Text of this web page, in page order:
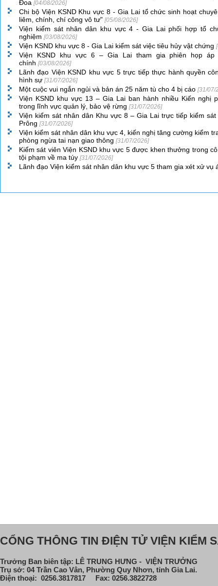
Đoa [04/08/2026]
Chi bộ Viện KSND Khu vực 8 - Gia Lai tổ chức sinh hoạt
liêm, chính, chí công vô tư" [05/08/2026]
Viện kiểm sát nhân dân khu vực 4 - Gia Lai phối hợp tổ
nghiệm [03/08/2026]
Viện KSND khu vực 8 - Gia Lai kiểm sát việc tiêu hủy vật chứng
Viện KSND khu vực 6 – Gia Lai tham gia phiên họp
chính [03/08/2026]
Lãnh đạo Viện KSND khu vực 5 trực tiếp thực hành quyền
hình sự [31/07/2026]
Một cuộc vui ngắn ngủi và bản án 25 năm tù cho 4 bị cáo [31/07/
Viện KSND khu vực 13 – Gia Lai ban hành nhiều Kiến nghị
trong lĩnh vực quản lý, bảo vệ rừng [31/07/2026]
Viện kiểm sát nhân dân Khu vực 8 – Gia Lai trực tiếp kiểm
Prông [31/07/2026]
Viện kiểm sát nhân dân khu vực 4, kiến nghị tăng cường kiểm
phòng ngừa tai nạn giao thông [31/07/2026]
Kiểm sát viên Viện KSND khu vực 5 được khen thưởng trong
tội phạm về ma túy [31/07/2026]
Lãnh đạo Viện kiểm sát nhân dân khu vực 5 tham gia xét xử
CỔNG THÔNG TIN ĐIỆN TỬ VIỆN KIỂM
Trưởng Ban biên tập: LÊ TRUNG HƯNG - VIỆN TRƯỞNG
Trụ sở: 04 Trần Cao Vân, Phường Quy Nhơn, tỉnh Gia Lai.
Điện thoại: 0256.3817817 Fax: 0256.3822728